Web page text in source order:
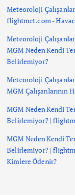
Meteoroloji
flightmet.com-
Meteoroloji
MGM Neden Kendi
Belirlemiyor?
Meteoroloji
MGM Çalışanlarının
MGM Neden Kendi
Belirlemiyor? |
MGM Neden Kendi
Belirlemiyor? |
Kimlere Ödenir?